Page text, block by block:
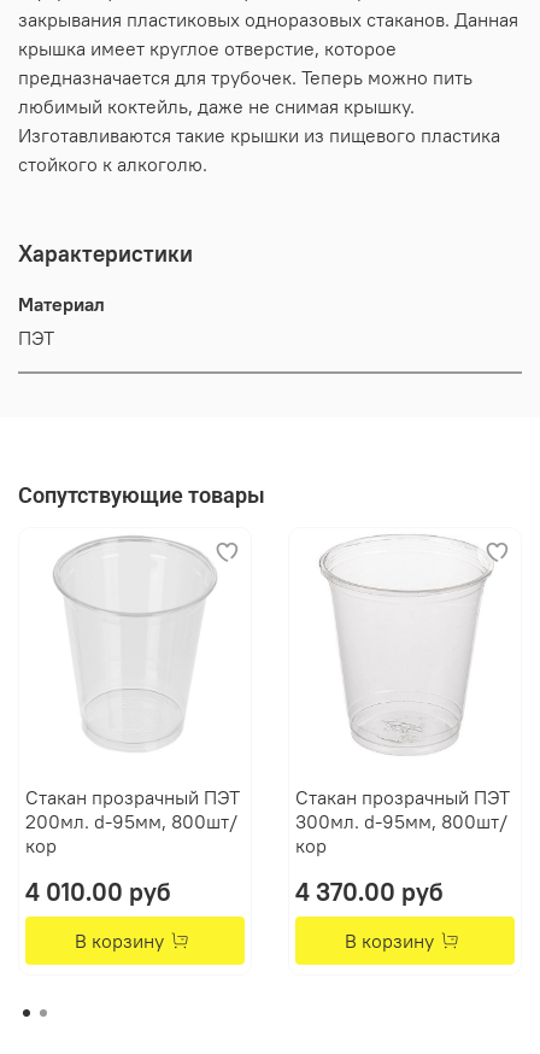
закрывания пластиковых одноразовых стаканов. Данная
крышка имеет круглое отверстие, которое
предназначается для трубочек. Теперь можно пить
любимый коктейль, даже не снимая крышку.
Изготавливаются такие крышки из пищевого пластика
стойкого к алкоголю.
Характеристики
Материал
ПЭТ
Сопутствующие товары
Стакан прозрачный ПЭТ
200мл. d-95мм, 800шт/
кор
4 010.00 руб
В корзину
Стакан прозрачный ПЭТ
300мл. d-95мм, 800шт/
кор
4 370.00 руб
В корзину